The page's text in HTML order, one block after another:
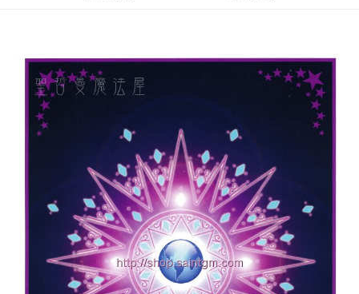
郵局幫你送（離島）
每筆NT$80，滿NT$3,000(含以上)免運費
付款後門市自取